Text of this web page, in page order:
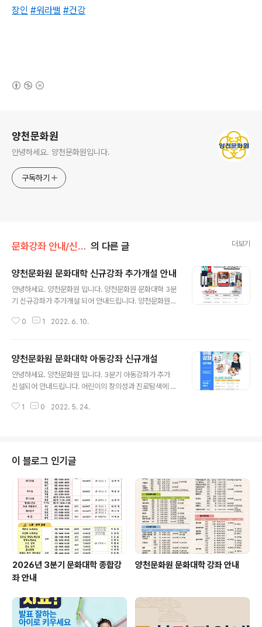
장인 #워라밸 #건강
양천문화원
안녕하세요. 양천문화원입니다.
구독하기
문화강좌 안내/신규개설 강좌 안내 의 다른 글 더보기
양천문화원 문화대학 신규강좌 추가개설 안내
안녕하세요. 양천문화원 입니다. 양천문화원 문화대학 3분
기 신규강좌가 추가개설 되어 안내드립니다. 양천문화원은
집」, 미술 심화과정인 「창의미술작품」까지 구민, 회원 여러
여러분께 다양한 배움의 기회를 제공하고, 풍요로운 여가
생활을 즐기실 수 있도록 노력하겠습니다. 신규강좌는 현
재 접수중으로 3분기(7월~9월)부터 시작되오니 많은 관
강좌 #교육 #스마트폰 #영상 #촬영 #편집 #창의 #미술
0 1 2022. 6. 10.
양천문화원 문화대학 아동강좌 신규개설
안녕하세요. 양천문화원 입니다. 3분기 아동강좌가 추가
신설되어 안내드립니다. 어린이의 창의성과 진로탐색에 도
수 중입니다. 양천문화원 문화대학 아동강좌에 많은 관심
1 0 2022. 5. 24.
이 블로그 인기글
2026년 3분기 문화대학 종합강
좌 안내
양천문화원 문화대학 강좌 안내